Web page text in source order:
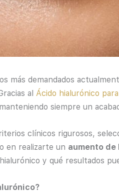
más demandados
al Ácido hialurónico
siempre un
clínicos rigurosos,
en realizarte un aumento de
y qué resultados